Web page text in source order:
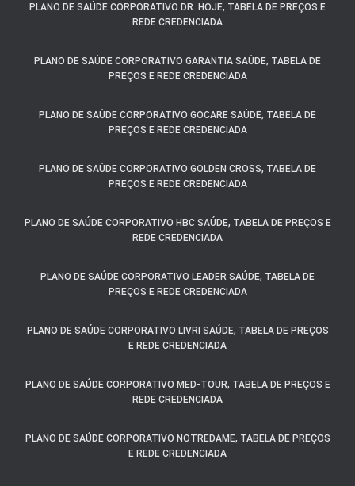
PLANO DE SAÚDE CORPORATIVO DR. HOJE, TABELA DE PREÇOS E
REDE CREDENCIADA
PLANO DE SAÚDE CORPORATIVO GARANTIA SAÚDE, TABELA DE
PREÇOS E REDE CREDENCIADA
PLANO DE SAÚDE CORPORATIVO GOCARE SAÚDE, TABELA DE
PREÇOS E REDE CREDENCIADA
PLANO DE SAÚDE CORPORATIVO GOLDEN CROSS, TABELA DE
PREÇOS E REDE CREDENCIADA
PLANO DE SAÚDE CORPORATIVO HBC SAÚDE, TABELA DE PREÇOS E
REDE CREDENCIADA
PLANO DE SAÚDE CORPORATIVO LEADER SAÚDE, TABELA DE
PREÇOS E REDE CREDENCIADA
PLANO DE SAÚDE CORPORATIVO LIVRI SAÚDE, TABELA DE PREÇOS
E REDE CREDENCIADA
PLANO DE SAÚDE CORPORATIVO MED-TOUR, TABELA DE PREÇOS E
REDE CREDENCIADA
PLANO DE SAÚDE CORPORATIVO NOTREDAME, TABELA DE PREÇOS
E REDE CREDENCIADA